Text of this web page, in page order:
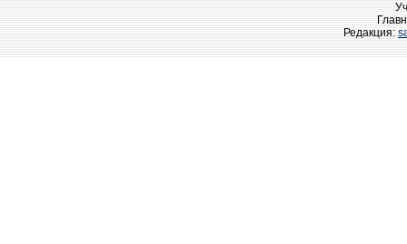
Редакция: